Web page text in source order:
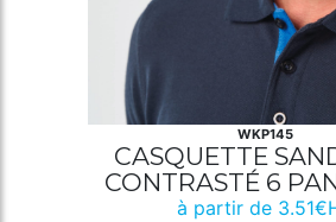
WKP145
CASQUETTE
CONTRASTÉ 6
à partir de